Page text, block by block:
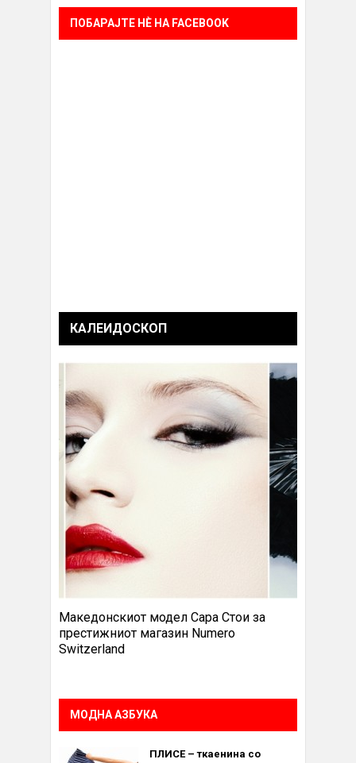
ПОБАРАЈТЕ НÈ НА FACEBOOK
КАЛЕИДОСКОП
Македонскиот модел Сара Стои за
престижниот магазин Numero
Switzerland
МОДНА АЗБУКА
ПЛИСЕ – ткаенина со